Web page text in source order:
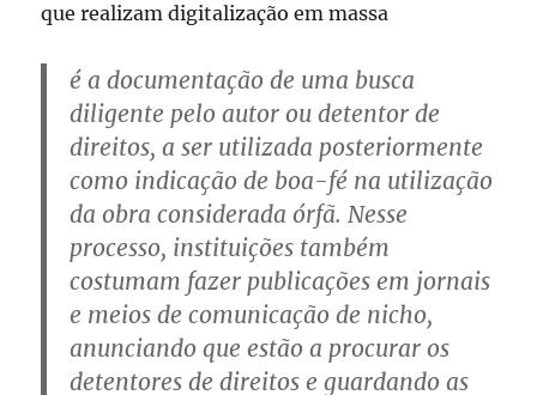
que realizam digitalização em massa
é a documentação de uma busca
diligente pelo autor ou detentor de
direitos, a ser utilizada posteriormente
como indicação de boa-fé na utilização
da obra considerada órfã. Nesse
processo, instituições também
costumam fazer publicações em jornais
e meios de comunicação de nicho,
anunciando que estão a procurar os
detentores de direitos e guardando as